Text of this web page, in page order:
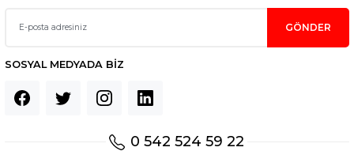
GÖNDER
SOSYAL MEDYADA BİZ
0 542 524 59 22